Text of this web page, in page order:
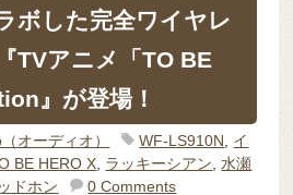
ボした完全ワイヤレ
TVアニメ「TO BE
』が登場！
オーディオ） WF-LS910N
イ
BE HERO X ラッキーシアン ,水瀬
ドホン
0 Comments